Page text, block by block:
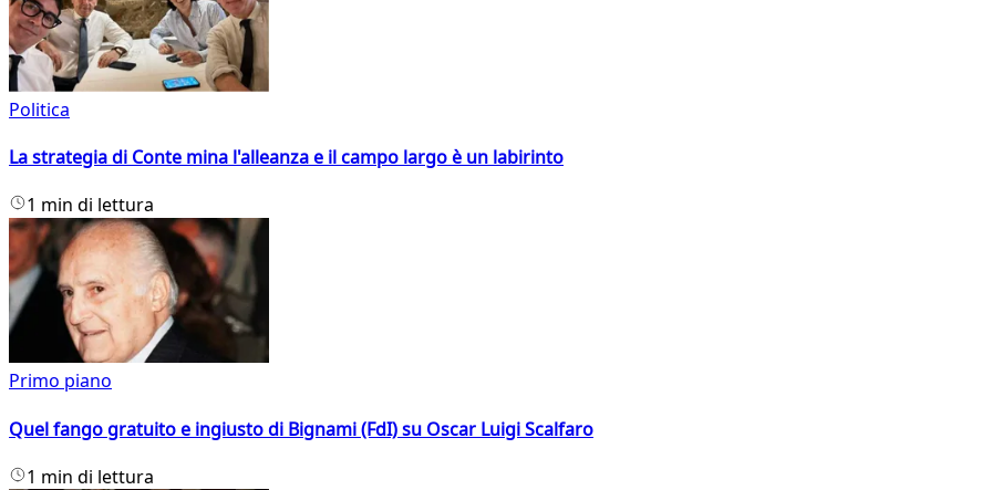
Politica
La strategia di Conte mina l'alleanza e il campo largo è un labirinto
1 min di lettura
Primo piano
Quel fango gratuito e ingiusto di Bignami (FdI) su Oscar Luigi Scalfaro
1 min di lettura